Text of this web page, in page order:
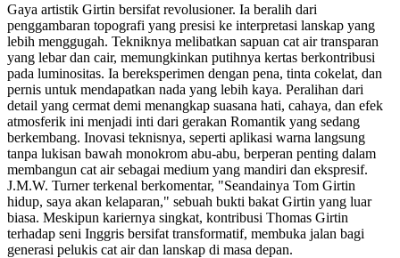
Gaya artistik Girtin bersifat revolusioner. Ia beralih dari
penggambaran topografi yang presisi ke interpretasi lanskap yang
lebih menggugah. Tekniknya melibatkan sapuan cat air transparan
yang lebar dan cair, memungkinkan putihnya kertas berkontribusi
pada luminositas. Ia bereksperimen dengan pena, tinta cokelat, dan
pernis untuk mendapatkan nada yang lebih kaya. Peralihan dari
detail yang cermat demi menangkap suasana hati, cahaya, dan efek
atmosferik ini menjadi inti dari gerakan Romantik yang sedang
berkembang. Inovasi teknisnya, seperti aplikasi warna langsung
tanpa lukisan bawah monokrom abu-abu, berperan penting dalam
membangun cat air sebagai medium yang mandiri dan ekspresif.
J.M.W. Turner terkenal berkomentar, "Seandainya Tom Girtin
hidup, saya akan kelaparan," sebuah bukti bakat Girtin yang luar
biasa. Meskipun kariernya singkat, kontribusi Thomas Girtin
terhadap seni Inggris bersifat transformatif, membuka jalan bagi
generasi pelukis cat air dan lanskap di masa depan.